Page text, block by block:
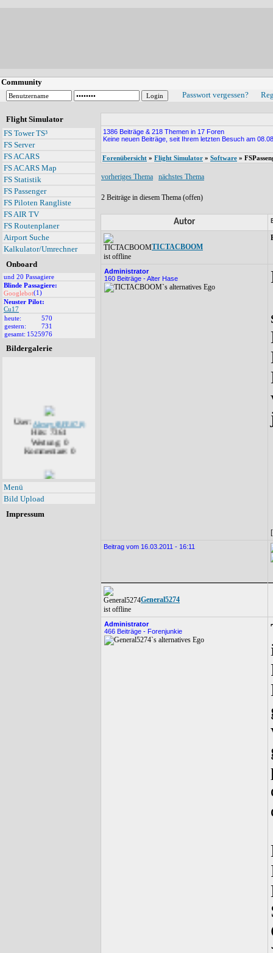
Community
Passwort vergessen?
Flight Simulator
FS Tower TS³
FS Server
FS ACARS
FS ACARS Map
FS Statistik
FS Passenger
FS Piloten Rangliste
FS AIR TV
FS Routenplaner
Airport Suche
Kalkulator/Umrechner
Onboard
und 20 Passagiere
Blinde Passagiere:
Googlebot(1)
Neuster Pilot:
Cu17
heute:
570
gestern:
731
gesamt: 1525976
Bildergalerie
User: Alexey (RFF-078)
Hits: 7361
Wertung: 0
Kommentare: 0
User:
Wertung: 0
Kommentare: 1
Menü
Bild Upload
Impressum
1386 Beiträge & 218 Themen in 17 Foren
Keine neuen Beiträge, seit Ihrem letzten Besuch am
Forenübersicht » Flight Simulator » Software »
vorheriges Thema nächstes Thema
2 Beiträge in diesem Thema (offen)
Autor
TICTACBOOM
Administrator
160 Beiträge - Alter Hase
Beitrag vom 16.03.2011 - 16:11
General5274
Administrator
466 Beiträge - Forenjunkie